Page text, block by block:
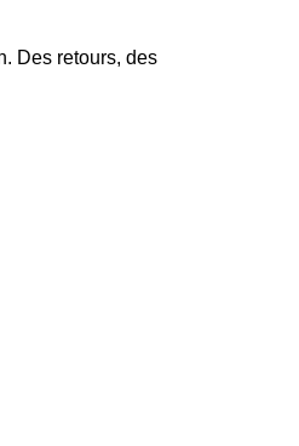
augmenter
Des retours, des